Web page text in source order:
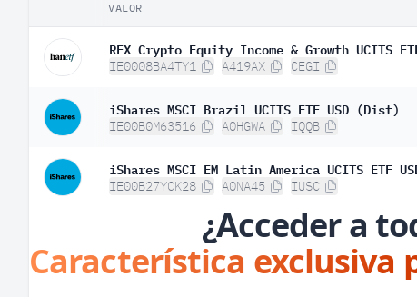
VALOR
REX Crypto Equity Income & Growth UCITS
IE0008BA4TY1 A419AX CEGI
iShares MSCI Brazil UCITS ETF USD (Dist)
IE00B0M63516 A0HGWA IQQB
iShares MSCI EM Latin America UCITS ETF
IE00B27YCK28 A0NA45 IUSC
¿Acceder a
Característica exclusiva